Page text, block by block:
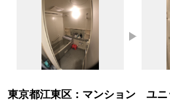
東京都江東区：マンション ユニ